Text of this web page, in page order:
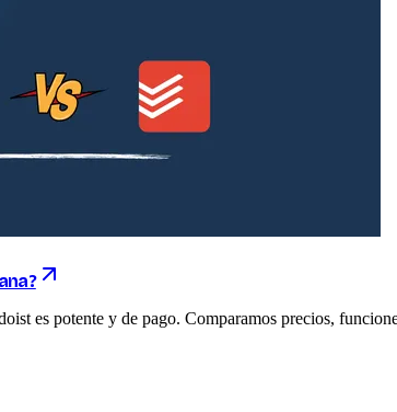
es potente y de pago. Comparamos precios,